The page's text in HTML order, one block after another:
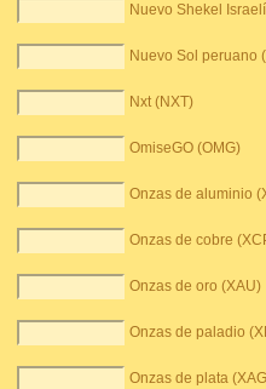
Nuevo Shekel
Nuevo Sol peruano
Nxt (NXT)
OmiseGO (OMG)
Onzas de aluminio
Onzas de cobre
Onzas de oro (XAU)
Onzas de paladio
Onzas de plata